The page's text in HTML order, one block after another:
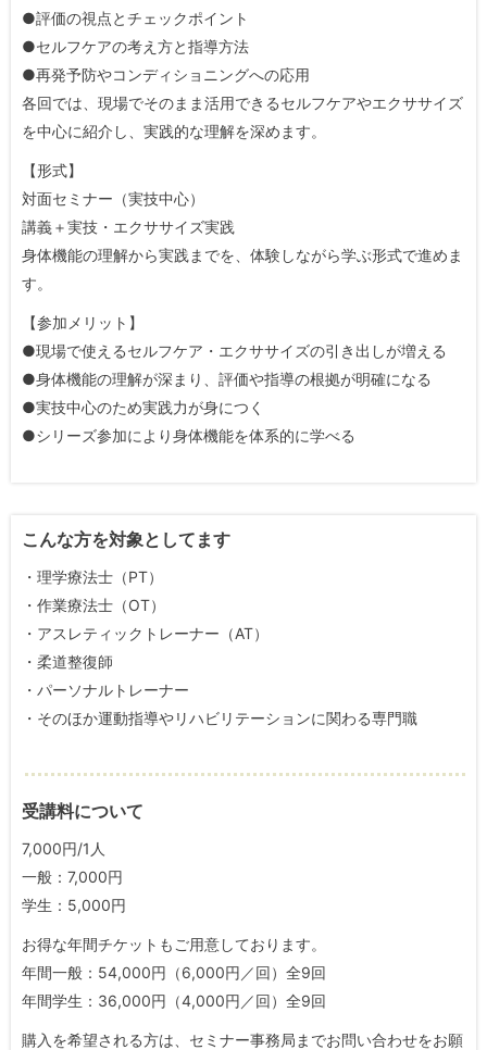
●評価の視点とチェックポイント
●セルフケアの考え方と指導方法
●再発予防やコンディショニングへの応用
各回では、現場でそのまま活用できるセルフケアやエクササイズ
を中心に紹介し、実践的な理解を深めます。
【形式】
対面セミナー（実技中心）
講義＋実技・エクササイズ実践
身体機能の理解から実践までを、体験しながら学ぶ形式で進めま
す。
【参加メリット】
●現場で使えるセルフケア・エクササイズの引き出しが増える
●身体機能の理解が深まり、評価や指導の根拠が明確になる
●実技中心のため実践力が身につく
●シリーズ参加により身体機能を体系的に学べる
こんな方を対象としてます
・理学療法士（PT）
・作業療法士（OT）
・アスレティックトレーナー（AT）
・柔道整復師
・パーソナルトレーナー
・そのほか運動指導やリハビリテーションに関わる専門職
受講料について
7,000円/1人
一般：7,000円
学生：5,000円
お得な年間チケットもご用意しております。
年間一般：54,000円（6,000円／回）全9回
年間学生：36,000円（4,000円／回）全9回
購入を希望される方は、セミナー事務局までお問い合わせをお願